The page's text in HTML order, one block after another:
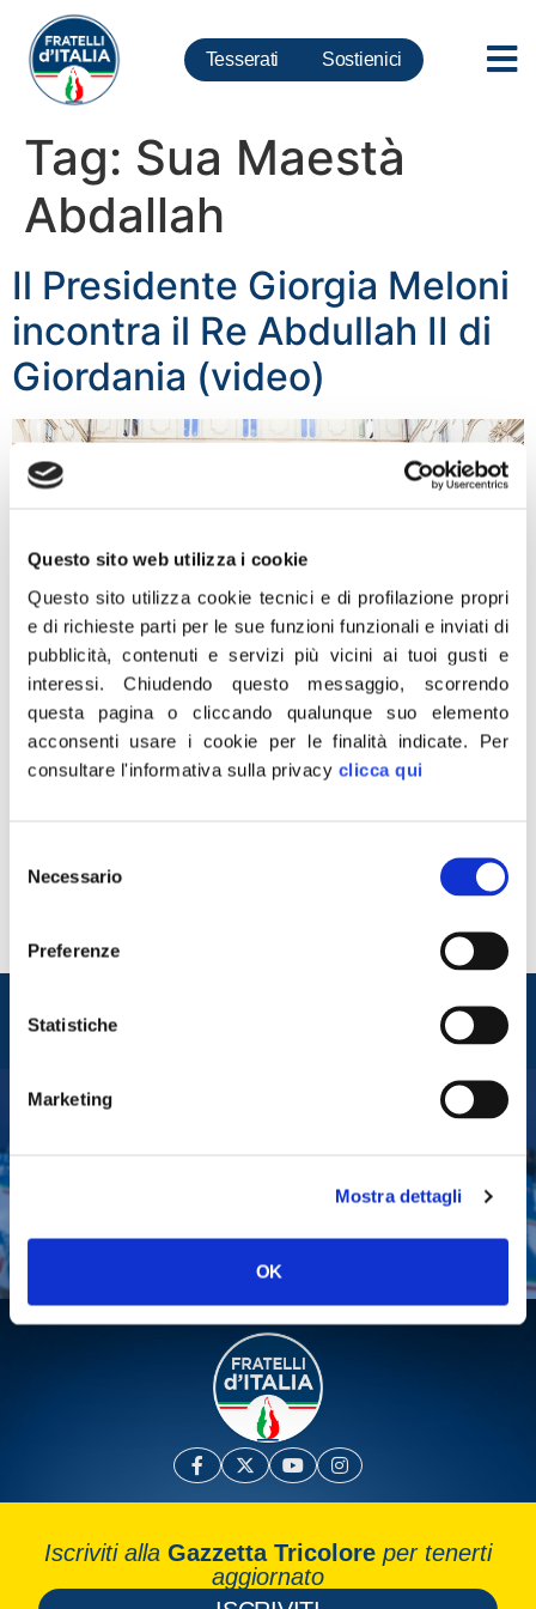
Questo sito web utilizza i cookie
Questo sito utilizza cookie tecnici e di profilazione propri
e di richieste parti per le sue funzioni funzionali e inviati di
pubblicità, contenuti e servizi più vicini ai tuoi gusti e
interessi.Chiudendo questo messaggio, scorrendo
questa pagina o cliccando qualunque suo elemento
acconsenti usare i cookie per le finalità indicate. Per
consultare l'informativa sulla privacy clicca qui
delNecessario
Preferenze
Statistiche
Marketing
Mostra dettagli
OK
Tesserati Sostienici
Tag: Sua Maestà
Abdallah
Il Presidente Giorgia Meloni
incontra il Re Abdullah II di
Giordania (video)
Maestà Abdallah II Ibn Al Hussein, Re di Giordania. Nel
corso del pranzo, a cui hanno preso parte anche il Vice
Ministro della Difesa Guido Crosetto, sono stati […]
Fai una donazione
Iscriviti alla Gazzetta Tricolore per tenerti
aggiornato